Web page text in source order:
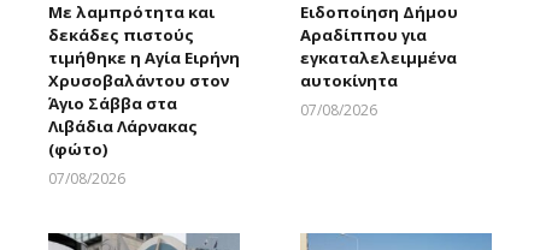
Με λαμπρότητα και
δεκάδες πιστούς
τιμήθηκε η Αγία Ειρήνη
Χρυσοβαλάντου στον
Άγιο Σάββα στα
Λιβάδια Λάρνακας
(φώτο)
07/08/2026
Ειδοποίηση Δήμου
Αραδίππου για
εγκαταλελειμμένα
αυτοκίνητα
07/08/2026